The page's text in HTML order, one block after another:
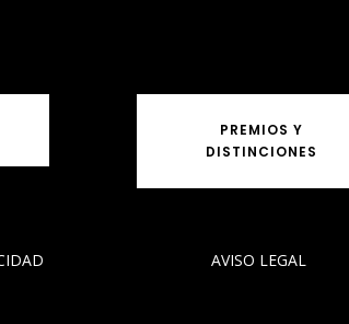
PREMIOS Y
DISTINCIONES
AVISO LEGAL